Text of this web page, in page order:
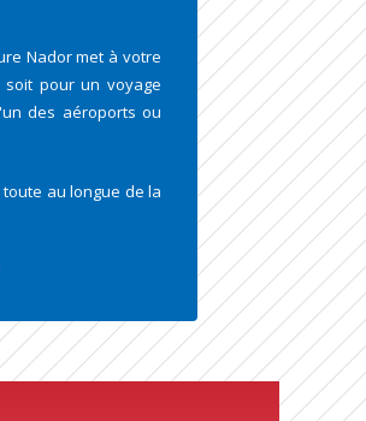
Nador met à votre
pour un voyage
des aéroports ou
au longue de la